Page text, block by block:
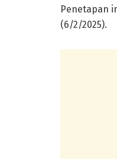
Penetapan
(6/2/2025).